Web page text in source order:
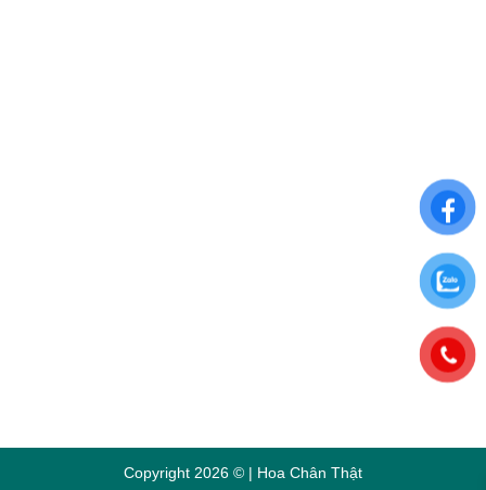
ĐĂNG KÝ NHẬN NGAY ƯU ĐÃI ĐẶC BIỆT
Để nhận những ưu đãi hấp dẫn từ Hoa Chân Thật, hãy
Copyright 2026 © | Hoa Chân Thật